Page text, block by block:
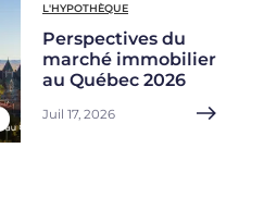
L'HYPOTHÈQUE
Perspectives du
marché immobilier
au Québec 2026
Juil 17, 2026